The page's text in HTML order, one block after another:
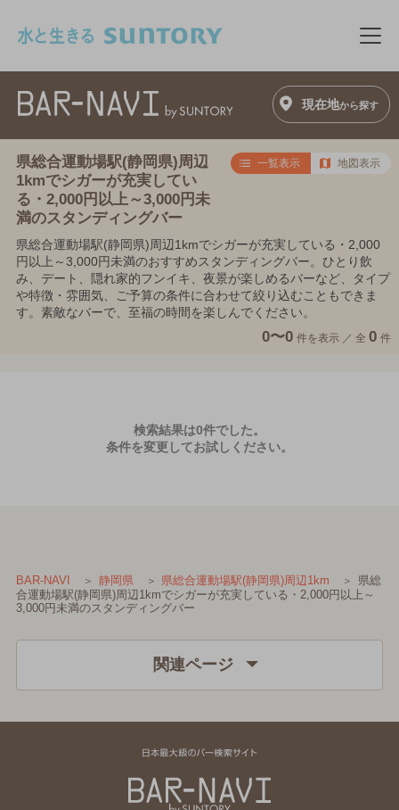
メ
現在地から探す
県総合運動場駅(静岡県)周辺
1kmでシガーが充実してい
る・2,000円以上～3,000円未
満のスタンディングバー
一覧表示 地図表示
県総合運動場駅(静岡県)周辺1kmでシガーが充実している・2,000
円以上～3,000円未満のおすすめスタンディングバー。ひとり飲
み、デート、隠れ家的フンイキ、夜景が楽しめるバーなど、タイプ
や特徴・雰囲気、ご予算の条件に合わせて絞り込むこともできま
す。素敵なバーで、至福の時間を楽しんでください。
0〜0 件を表示 ／ 全 0 件
検索結果は0件でした。
条件を変更してお試しください。
BAR-NAVI 静岡県 県総合運動場駅(静岡県)周辺1km
県総
合運動場駅(静岡県)周辺1kmでシガーが充実している・2,000円以上～
3,000円未満のスタンディングバー
関連ページ